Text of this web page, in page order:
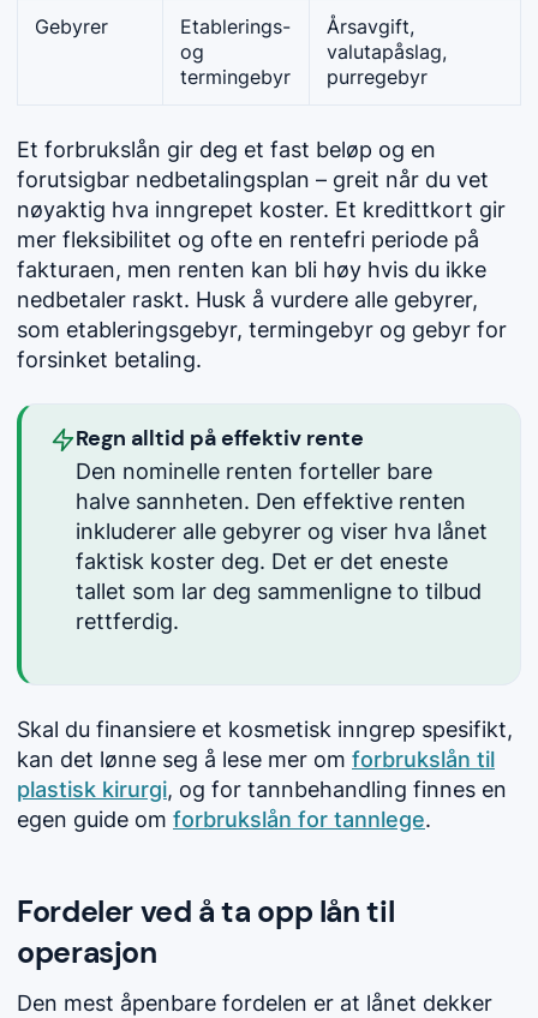
Gebyrer
Etablerings-
og
termingebyr
Årsavgift,
valutapåslag,
purregebyr
Et forbrukslån gir deg et fast beløp og en
forutsigbar nedbetalingsplan – greit når du vet
nøyaktig hva inngrepet koster. Et kredittkort gir
mer fleksibilitet og ofte en rentefri periode på
fakturaen, men renten kan bli høy hvis du ikke
nedbetaler raskt. Husk å vurdere alle gebyrer,
som etableringsgebyr, termingebyr og gebyr for
forsinket betaling.
Regn alltid på effektiv rente
Den nominelle renten forteller bare
halve sannheten. Den effektive renten
inkluderer alle gebyrer og viser hva lånet
faktisk koster deg. Det er det eneste
tallet som lar deg sammenligne to tilbud
rettferdig.
Skal du finansiere et kosmetisk inngrep spesifikt,
kan det lønne seg å lese mer om forbrukslån til
plastisk kirurgi, og for tannbehandling finnes en
egen guide om forbrukslån for tannlege.
Fordeler ved å ta opp lån til
operasjon
Den mest åpenbare fordelen er at lånet dekker